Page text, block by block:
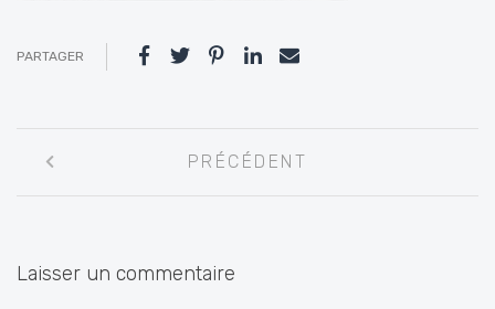
PARTAGER
entre
PRÉCÉDENT
Laisser un commentaire